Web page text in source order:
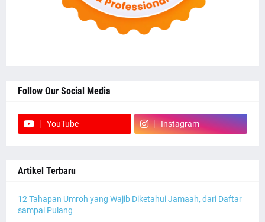
Follow Our Social Media
YouTube Instagram
Artikel Terbaru
12 Tahapan Umroh yang Wajib Diketahui Jamaah, dari Daftar
sampai Pulang